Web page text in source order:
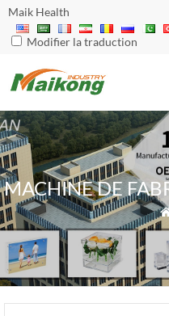
Maik Health
Modifier la traduction
MACHINE DE